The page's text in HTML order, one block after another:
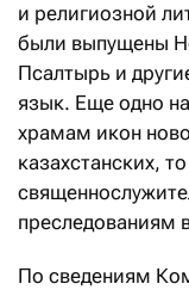
и религиозной
были выпущены
Псалтырь и
язык. Еще одно
храмам икон
казахстанских,
преследованиям
По сведениям